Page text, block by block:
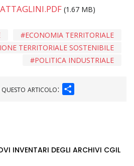
(1.67 MB)
ECONOMIA TERRITORIALE
TERRITORIALE SOSTENIBILE
POLITICA INDUSTRIALE
questo articolo:
INVENTARI DEGLI ARCHIVI CGIL